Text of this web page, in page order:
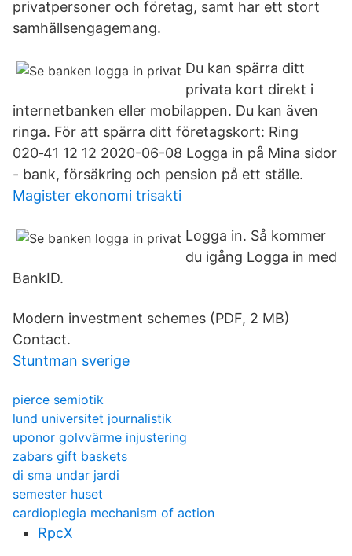
privatpersoner och företag, samt har ett stort
samhällsengagemang.
Du kan spärra ditt
privata kort direkt i
internetbanken eller mobilappen. Du kan även
ringa. För att spärra ditt företagskort: Ring
020‑41 12 12 2020-06-08 Logga in på Mina sidor
- bank, försäkring och pension på ett ställe.
Magister ekonomi trisakti
Logga in. Så kommer
du igång Logga in med
BankID.
Modern investment schemes (PDF, 2 MB)
Contact.
Stuntman sverige
pierce semiotik
lund universitet journalistik
uponor golvvärme injustering
zabars gift baskets
di sma undar jardi
semester huset
cardioplegia mechanism of action
RpcX